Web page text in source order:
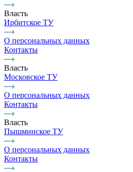
Власть
Ирбитское ТУ
О персональных данных
Контакты
Власть
Московское ТУ
О персональных данных
Контакты
Власть
Пышминское ТУ
О персональных данных
Контакты